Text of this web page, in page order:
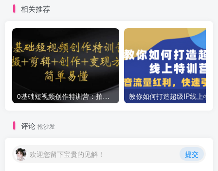
相关推荐
0基础短视频创作特训营：拍摄+剪辑+创作+变现方法
评论 抢沙发
欢迎您留下宝贵的见解！ 提交